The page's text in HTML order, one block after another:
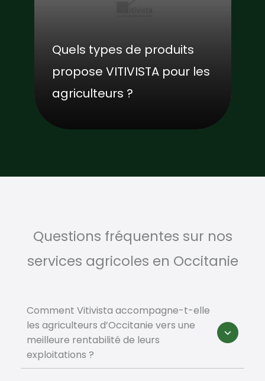
Quels types de produits
propose VITIVISTA pour les
agriculteurs ?
Questions fréquentes sur nos
services agricoles en Occitanie
Comment Vitivista accompagne-t-elle
les agriculteurs d’Occitanie vers une
meilleure rentabilité de leurs
exploitations ?